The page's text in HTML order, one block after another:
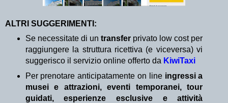
ALTRI SUGGERIMENTI:
Se necessitate di un transfer privato low cost per
raggiungere la struttura ricettiva (e viceversa) vi
suggerisco il servizio online offerto da KiwiTaxi
Per prenotare anticipatamente on line ingressi a
musei e attrazioni, eventi temporanei, tour
guidati, esperienze esclusive e attività